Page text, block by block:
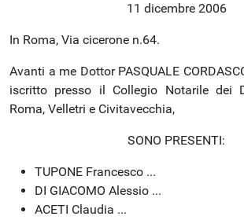
11 dicembre 2006
In Roma, Via cicerone n.64.
Avanti a me Dottor PASQUALE
iscritto presso il Collegio Notarile dei
Roma, Velletri e Civitavecchia,
SONO PRESENTI:
TUPONE Francesco ...
DI GIACOMO Alessio ...
ACETI Claudia ...